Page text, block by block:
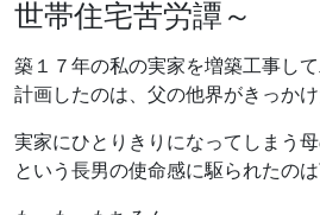
世帯住宅苦労譚～
築１７年の私の実家を増築工事し
計画したのは、父の他界がきっかけ
実家にひとりきりになってしまう
という長男の使命感に駆られたのは